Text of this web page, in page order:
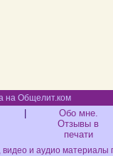
на Общелит.ком
Обо мне.
Отзывы в
печати
видео и аудио